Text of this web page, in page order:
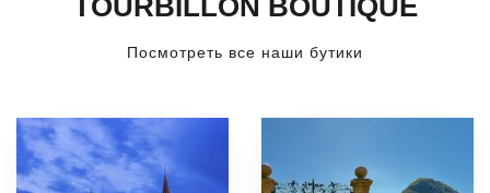
Посмотреть все наши бутики